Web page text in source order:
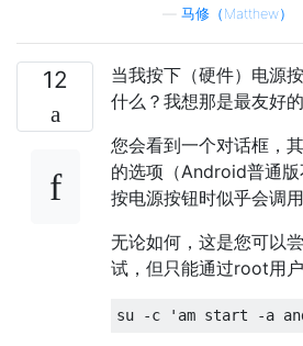
马修（Matthew）
12
当我按下（硬件）电源
什么？我想那是最友好的
您会看到一个对话框，
的选项（Android普通
按电源按钮时似乎会调用
无论如何，这是您可以
试，但只能通过root用户